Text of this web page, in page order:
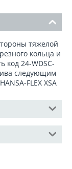
тяжелой
кольца и
код 24-WDSC-
следующим
FLEX XSA